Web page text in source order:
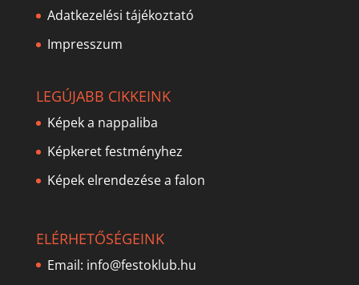
Adatkezelési tájékoztató
Impresszum
LEGÚJABB CIKKEINK
Képek a nappaliba
Képkeret festményhez
Képek elrendezése a falon
ELÉRHETŐSÉGEINK
Email: info@festoklub.hu